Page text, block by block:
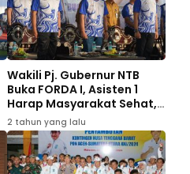
Wakili Pj. Gubernur NTB
Buka FORDA I, Asisten 1
Harap Masyarakat Sehat,
Bugar dan Bahagia
2 tahun yang lalu